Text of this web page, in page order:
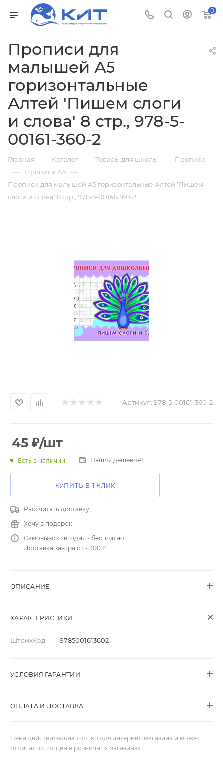
0
Прописи для
малышей А5
горизонтальные
Алтей 'Пишем слоги
и слова' 8 стр., 978-5-
00161-360-2
Главная — Каталог — Товары для школы — Прописи
— Прописи А5 —
Прописи для малышей А5 горизонтальные Алтей 'Пишем
слоги и слова' 8 стр., 978-5-00161-360-2
Артикул: 978-5-00161-360-2
45 ₽/шт
Есть в наличии Нашли дешевле?
КУПИТЬ В 1 КЛИК
Рассчитать доставку
Хочу в подарок
Самовывоз сегодня - бесплатно
Доставка завтра от - 300 ₽
ОПИСАНИЕ
ХАРАКТЕРИСТИКИ
ШтрихКод — 9785001613602
УСЛОВИЯ ГАРАНТИИ
ОПЛАТА И ДОСТАВКА
Цена действительна только для интернет-магазина и может
отличаться от цен в розничных магазинах